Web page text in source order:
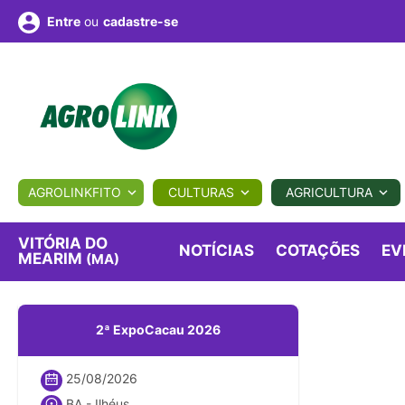
BIOLÓGICOS COTAÇÕES NOTÍCIAS
Conversor Colunistas Eventos
e
Entre ou cadastre-se
AGROLINKFITO CULTURAS AGRICULTURA
VITÓRIA DO
MEARIM (MA) NOTÍCIAS COTAÇÕES
2ª ExpoCacau 2026
25/08/2026